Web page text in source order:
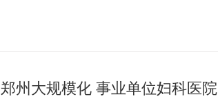
郑州大规模化 事业单位妇科医院